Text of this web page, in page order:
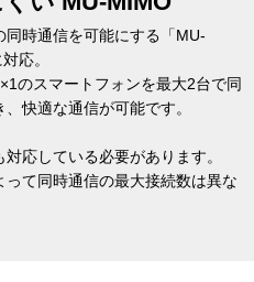
同時通信を可能にする「MU-
応。
のスマートフォンを最大2台で同
快適な通信が可能です。
応している必要があります。
て同時通信の最大接続数は異な